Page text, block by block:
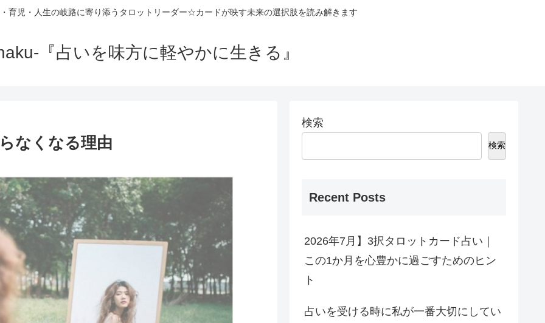
育児・人生の岐路に寄り添うタロットリーダー☆カードが映す未来の選択肢を読み解きます
『占いを味方に軽やかに生きる』
なくなる理由
検索
検索
Recent Posts
2026年7月】3択タロットカード占い｜
この1か月を心豊かに過ごすためのヒン
ト
占いを受ける時に私が一番大切にしてい